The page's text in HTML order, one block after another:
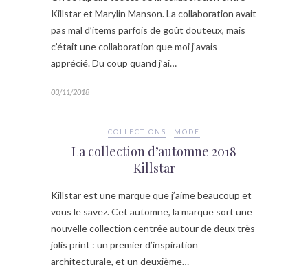
Killstar et Marylin Manson. La collaboration avait
pas mal d’items parfois de goût douteux, mais
c’était une collaboration que moi j’avais
apprécié. Du coup quand j’ai…
03/11/2018
COLLECTIONS MODE
La collection d’automne 2018
Killstar
Killstar est une marque que j’aime beaucoup et
vous le savez. Cet automne, la marque sort une
nouvelle collection centrée autour de deux très
jolis print : un premier d’inspiration
architecturale, et un deuxième…